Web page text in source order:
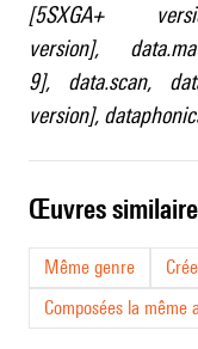
[5SXGA+
version],
9], data.scan,
version],
œuvres
Même genre
Composées la même